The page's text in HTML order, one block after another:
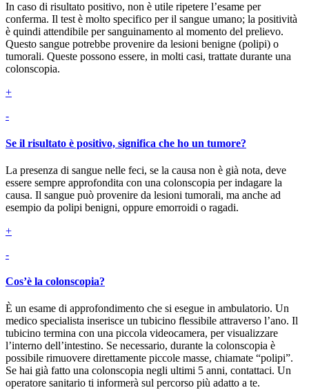
In caso di risultato positivo, non è utile ripetere l’esame per
conferma. Il test è molto specifico per il sangue umano; la positività
è quindi attendibile per sanguinamento al momento del prelievo.
Questo sangue potrebbe provenire da lesioni benigne (polipi) o
tumorali. Queste possono essere, in molti casi, trattate durante una
colonscopia.
+
-
Se il risultato è positivo, significa che ho un tumore?
La presenza di sangue nelle feci, se la causa non è già nota, deve
essere sempre approfondita con una colonscopia per indagare la
causa. Il sangue può provenire da lesioni tumorali, ma anche ad
esempio da polipi benigni, oppure emorroidi o ragadi.
+
-
Cos’è la colonscopia?
È un esame di approfondimento che si esegue in ambulatorio. Un
medico specialista inserisce un tubicino flessibile attraverso l’ano. Il
tubicino termina con una piccola videocamera, per visualizzare
l’interno dell’intestino. Se necessario, durante la colonscopia è
possibile rimuovere direttamente piccole masse, chiamate “polipi”.
Se hai già fatto una colonscopia negli ultimi 5 anni, contattaci. Un
operatore sanitario ti informerà sul percorso più adatto a te.